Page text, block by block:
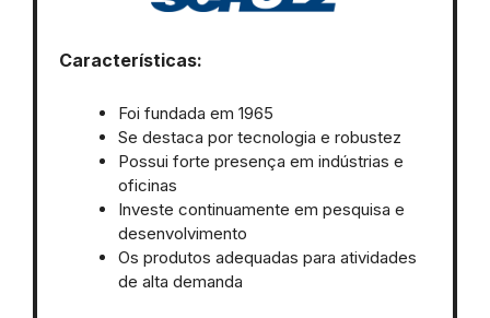
Características:
Foi fundada em 1965
Se destaca por tecnologia e robustez
Possui forte presença em indústrias e
oficinas
Investe continuamente em pesquisa e
desenvolvimento
Os produtos adequadas para atividades
de alta demanda